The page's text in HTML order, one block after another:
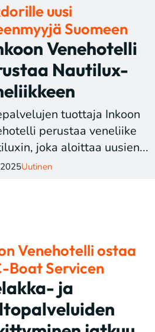
uusi
Suomeen
Venehotelli
Nautilux-
tuottaja Inkoon
perustaa veneliike
joka aloittaa uusien...
Uutinen
Venehotelli ostaa
Boat Servicen
ja